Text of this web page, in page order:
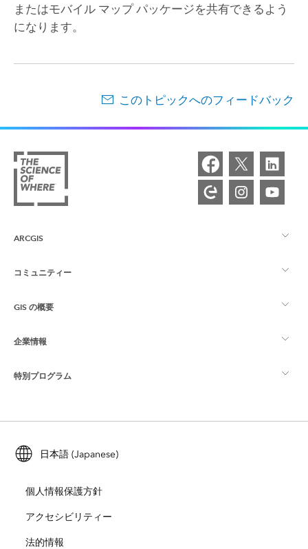
またはモバイル マップ パッケージを共有できるよう
になります。
このトピックへのフィードバック
ARCGIS
ArcGIS の概要
マッピング
Esri ストア
コミュニティー
Esri Community
ArcGIS ブログ
Esri Young Professionals Network
GIS の概要
GIS とは
ロケーション インテリジェンス
トレーニング
ArcUser
ArcNews
ArcWatch
企業情報
Esri について
採用情報
オープンビジョン
特別プログラム
ArcGIS for Student Use
自然保護
日本語 (Japanese)
個人情報保護方針
アクセシビリティー
法的情報